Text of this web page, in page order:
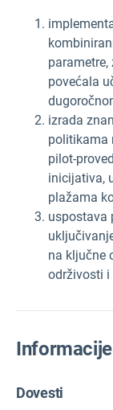
povećala
izrada
politikama
pilot-
inicijativa,
plažama
uspostava
na ključne
održivosti i
Dovesti